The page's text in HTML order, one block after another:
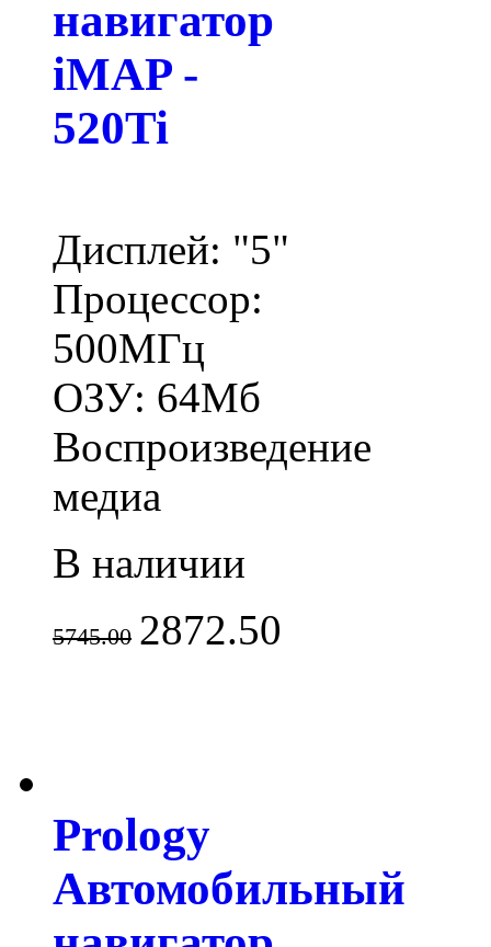
навигатор
iMAP -
520Ti
Дисплей: "5"
Процессор:
500МГц
ОЗУ: 64Мб
Воспроизведение
медиа
В наличии
5745.00 2872.50
Prology
Автомобильный